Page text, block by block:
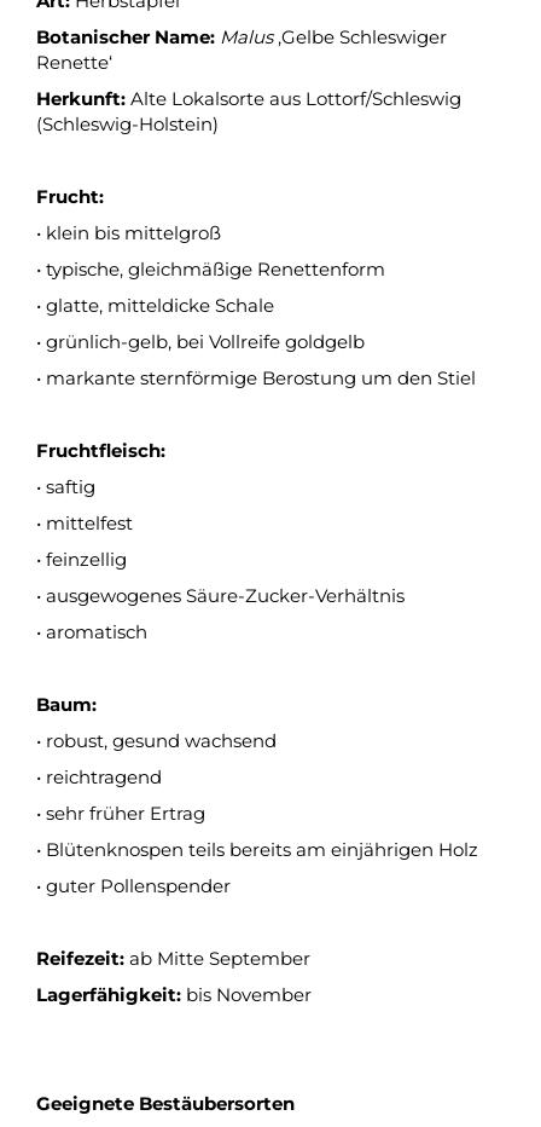
Botanischer Name: Malus‚Gelbe Schleswiger
Renette‘
Herkunft: Alte Lokalsorte aus Lottorf/Schleswig
(Schleswig-Holstein)
Frucht:
• klein bis mittelgroß
• typische, gleichmäßige Renettenform
• glatte, mitteldicke Schale
• grünlich-gelb, bei Vollreife goldgelb
• markante sternförmige Berostung um den Stiel
Fruchtfleisch:
• saftig
• mittelfest
• feinzellig
• ausgewogenes Säure-Zucker-Verhältnis
• aromatisch
Baum:
• robust, gesund wachsend
• reichtragend
• sehr früher Ertrag
• Blütenknospen teils bereits am einjährigen Holz
• guter Pollenspender
Reifezeit: ab Mitte September
Lagerfähigkeit: bis November
Geeignete Bestäubersorten